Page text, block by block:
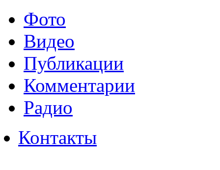
Фото
Видео
Публикации
Комментарии
Радио
Контакты